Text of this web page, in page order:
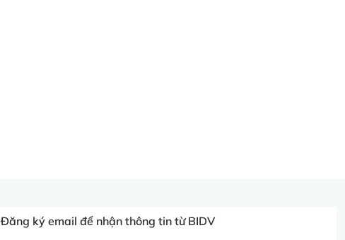
Đăng ký email để nhận thông tin từ BIDV